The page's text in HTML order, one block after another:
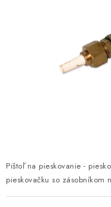
AUTODOPLNKY
Ako nakupovať
Ochrana osobných údajov
Osobné vyzdvihnutie v
Pištoľ na pieskovanie -
pieskovačku so